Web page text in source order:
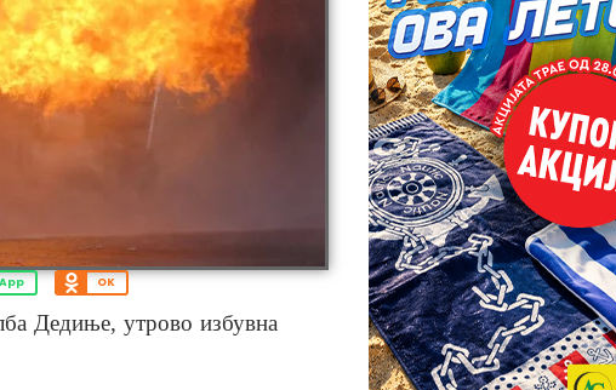
OK
Дедиње, утрово избувна